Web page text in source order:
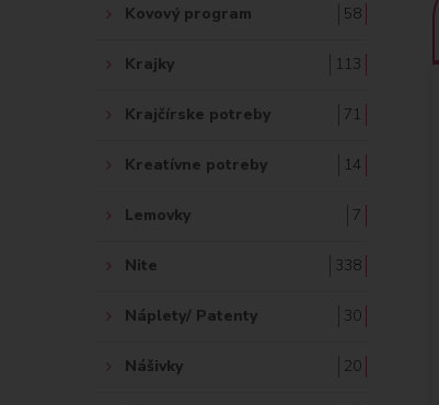
Kovový program 58
Krajky 113
Krajčírske potreby 71
Kreatívne potreby 14
Lemovky 7
Nite 338
Náplety/ Patenty 30
Nášivky 20